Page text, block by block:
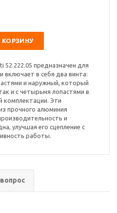
КОРЗИНУ
предназначен для
включает в себя два винта:
и наружный, который
и с четырьмя лопастями в
комплектации. Эти
прочного алюминия
и
улучшая его сцепление с
работы.